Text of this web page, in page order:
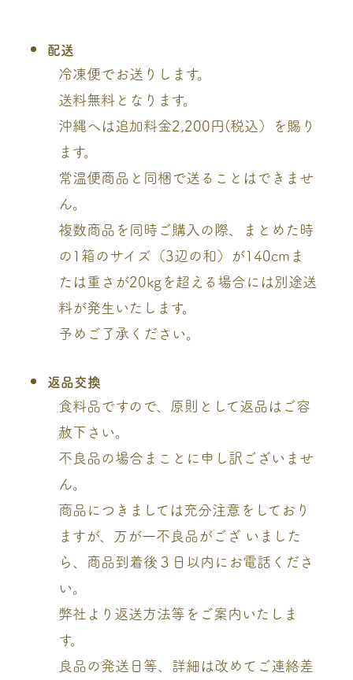
配送
冷凍便でお送りします。
送料無料となります。
沖縄へは追加料金2,200円(税込）を賜り
ます。
常温便商品と同梱で送ることはできませ
ん。
複数商品を同時ご購入の際、まとめた時
の1箱のサイズ（3辺の和）が140cmま
たは重さが20kgを超える場合には別途送
料が発生いたします。
予めご了承ください。
返品交換
食料品ですので、原則として返品はご容
赦下さい。
不良品の場合まことに申し訳ございませ
ん。
商品につきましては充分注意をしており
ますが、万が一不良品がござ いました
ら、商品到着後３日以内にお電話くださ
い。
弊社より返送方法等をご案内いたしま
す。
良品の発送日等、詳細は改めてご連絡差